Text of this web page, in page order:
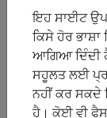
ਕੰਮ ਕਰਨਾ
ਕੀ ਆਕਸੀਜਨ
ਆਗਿਆ ਦੇਵੇਗੀ?
ਓਨਟਾਰੀਓ
ਇਹ ਸਾਈਟ
ਕਿਸੇ ਹੋਰ
ਆਗਿਆ ਦਿੰਦੀ
ਸਹੂਲਤ ਲਈ
ਨਹੀਂ ਕਰ ਸਕਦੇ
ਹੈ। ਕੋਈ ਵੀ